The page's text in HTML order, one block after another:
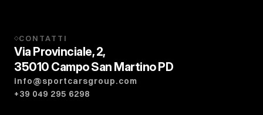
◇CONTATTI
Via Provinciale, 2,
35010 Campo San Martino PD
info@sportcarsgroup.com
+39 049 295 6298